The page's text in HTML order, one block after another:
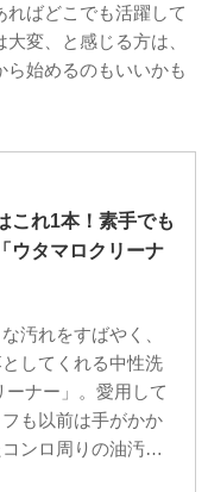
ればどこでも活躍して
変、と感じる方は、
ら始めるのもいいかも
これ1本！素手でも
ウタマロクリーナ
汚れをすばやく、
してくれる中性洗
ナー」。愛用して
も以前は手がかか
ンロ周りの油汚…